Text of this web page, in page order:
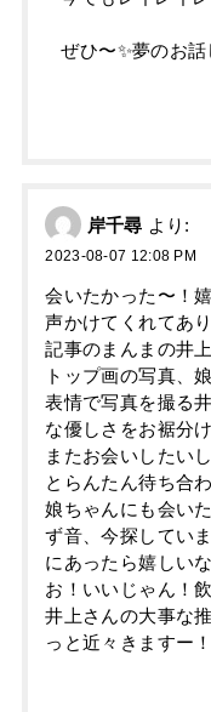
ぜひ〜✨夢のお
岸千尋 より:
2023-08-07 12:08 PM
会いたかった〜！
声かけてくれてあ
記事のまんまの井
トップ画の写真、
表情で写真を撮る
な優しさをお裾分
またお会いしたい
とらんたん待ち合
娘ちゃんにも会い
ず音、今探してい
にあったら嬉しい
お！いいじゃん！
井上さんの大事な
っと近々きますー！